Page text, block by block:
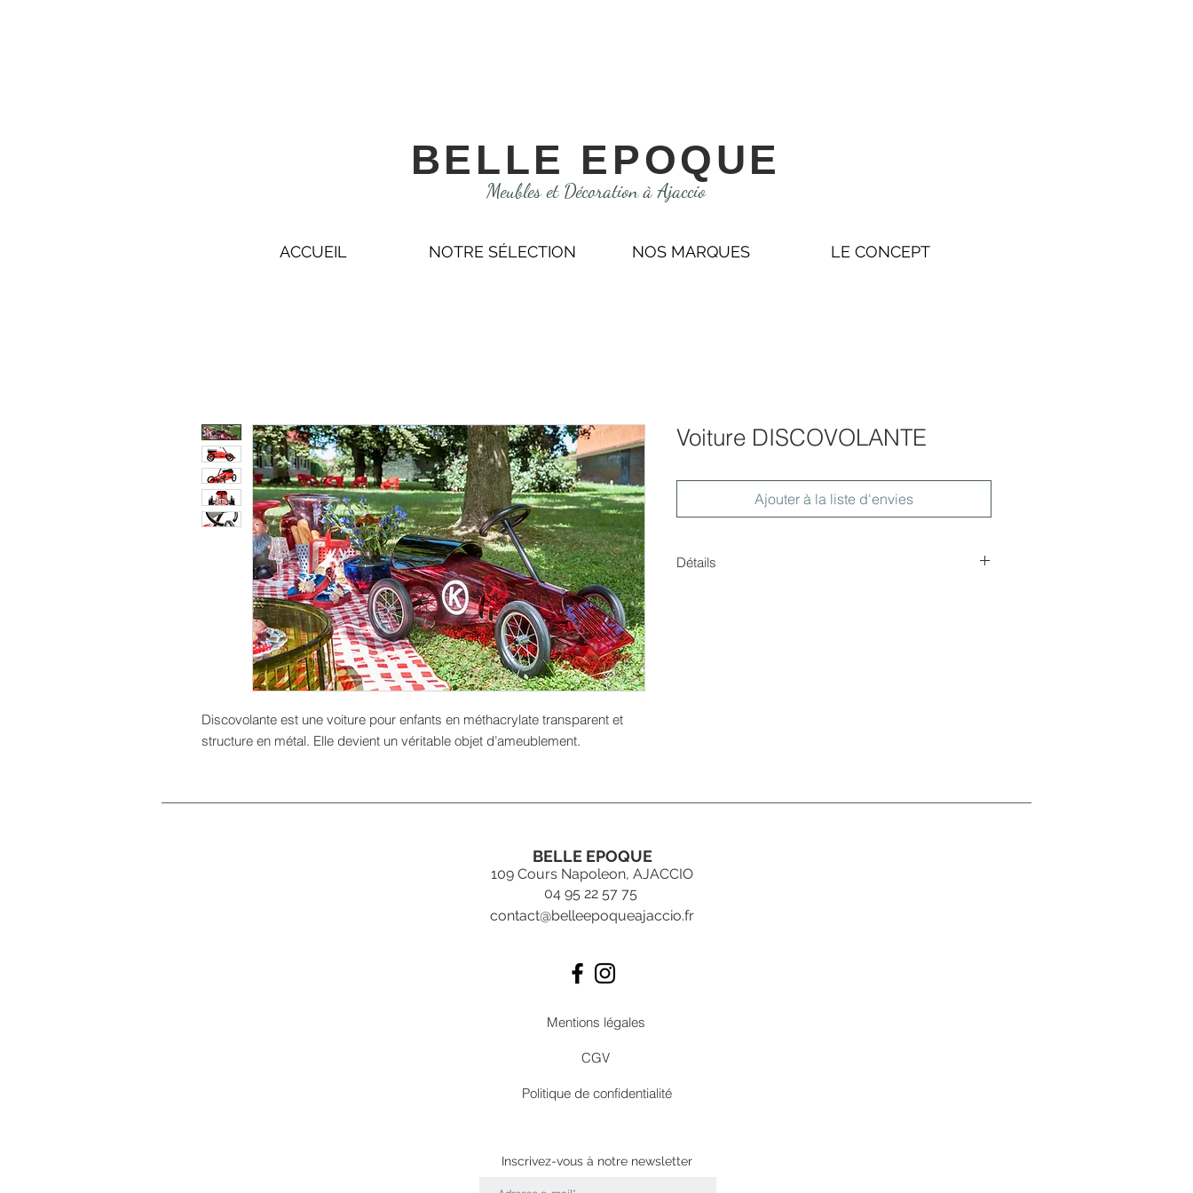
Discovolante est une voiture pour enfants en méthacrylate transparent et
structure en métal. Elle devient un véritable objet d’ameublement.
Voiture DISCOVOLANTE
Ajouter à la liste d'envies
Détails
BELLE EPOQUE
ACCUEIL NOTRE SÉLECTION NOS MARQUES LE CONCEPT
Meubles et Décoration à Ajaccio
BELLE EPOQUE
109 Cours Napoleon, AJACCIO
04 95 22 57 75
contact@belleepoqueajaccio.fr
Mentions légales
CGV
Politique de confidentialité
Inscrivez-vous à notre newsletter